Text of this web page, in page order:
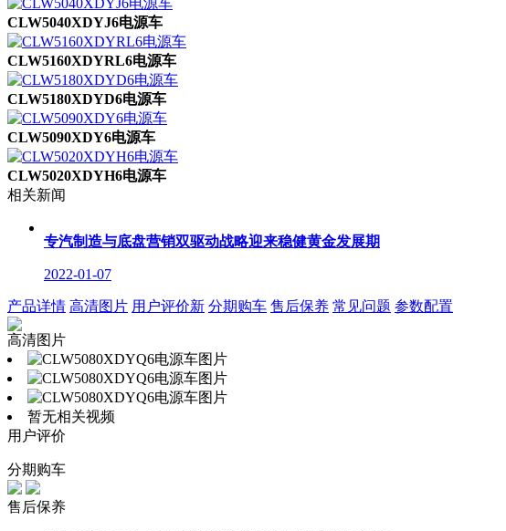
CLW5040XDYJ6电源车
CLW5160XDYRL6电源车
CLW5180XDYD6电源车
CLW5090XDY6电源车
CLW5020XDYH6电源车
相关新闻
专汽制造与底盘营销双驱动战略迎来稳健黄金发展期
2022-01-07
产品详情 高清图片 用户评价新 分期购车 售后保养 常见问题 参数配置
高清图片
暂无相关视频
用户评价
分期购车
售后保养